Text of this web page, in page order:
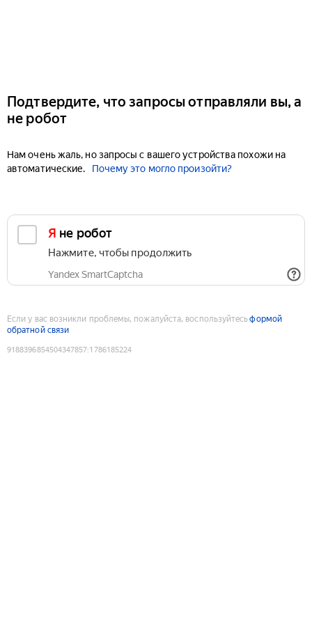
Подтвердите, что запросы отправляли вы, а
не робот
Нам очень жаль, но запросы с вашего устройства похожи на
автоматические.
Почему это могло произойти?
Я не робот
Нажмите, чтобы продолжить
Yandex SmartCaptcha
Если у вас возникли проблемы, пожалуйста, воспользуйтесьформой
обратной связи
9188396854504347857:1786185224